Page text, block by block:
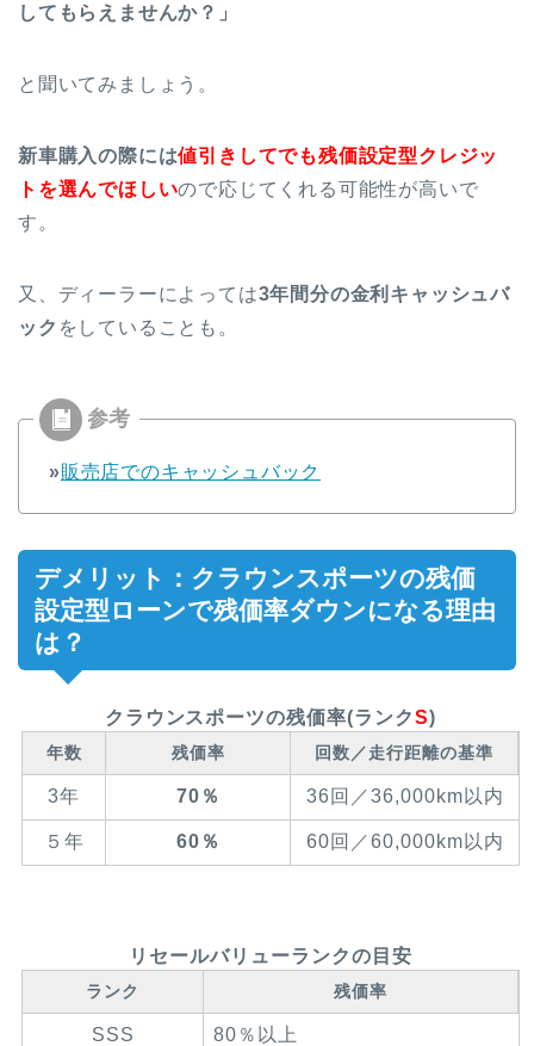
してもらえませんか？」
と聞いてみましょう。
新車購入の際には値引きしてでも残価設定型クレジッ
トを選んでほしいので応じてくれる可能性が高いで
す。
又、ディーラーによっては3年間分の金利 キャッシュバ
ック をしていることも。
»販売店でのキャッシュバック
デメリット：クラウンスポーツの残価
設定型ローンで残価率ダウンになる理由
は？
クラウンスポーツの残価率(ランクS)
年数 残価率 回数／走行距離の基準
3年 70％ 36回／36,000km以内
５年 60％ 60回／60,000km以内
リセールバリューランクの目安
ランク 残価率
SSS 80％以上